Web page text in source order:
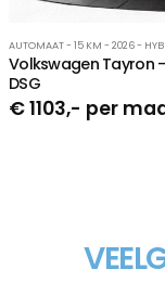
AUTOMAAT - 15 KM - 2026 -
Volkswagen Tayron -
DSG
€ 1103,- per